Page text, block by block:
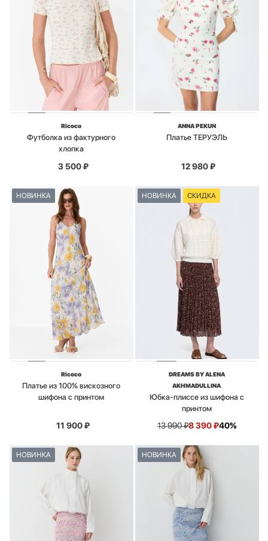
Ricoco
Футболка из фактурного
хлопка
3 500₽
ANNA PEKUN
Платье ТЕРУЭЛЬ
12 980₽
НОВИНКА
Ricoco
Платье из 100% вискозного
шифона с принтом
11 900₽
НОВИНКА СКИДКА
DREAMS BY ALENA
AKHMADULLINA
Юбка-плиссе из шифона с
принтом
13 990₽8 390₽40%
НОВИНКА НОВИНКА